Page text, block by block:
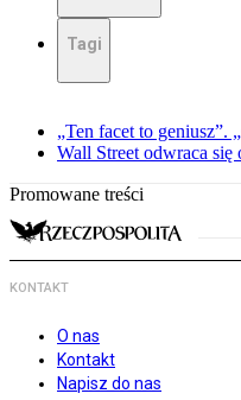
Tagi
„Ten facet to geniusz”.
Wall Street odwraca
Promowane treści
KONTAKT
O nas
Kontakt
Napisz do nas